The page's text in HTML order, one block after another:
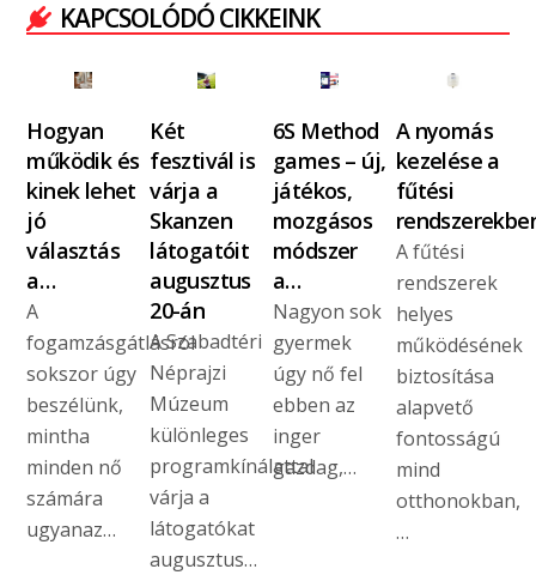
KAPCSOLÓDÓ CIKKEINK
Hogyan
működik és
kinek lehet
jó
választás
a…
A
fogamzásgátlásról
sokszor úgy
beszélünk,
mintha
minden nő
számára
ugyanaz…
Két
fesztivál is
várja a
Skanzen
látogatóit
augusztus
20-án
A Szabadtéri
Néprajzi
Múzeum
különleges
programkínálattal
várja a
látogatókat
augusztus…
6S Method
games – új,
játékos,
mozgásos
módszer
a…
Nagyon sok
gyermek
úgy nő fel
ebben az
inger
gazdag,…
A nyomás
kezelése a
fűtési
A fűtési
rendszerek
helyes
működésének
biztosítása
alapvető
fontosságú
mind
otthonokban,
…